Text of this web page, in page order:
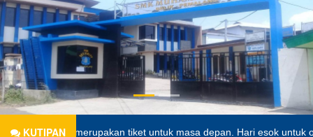
KUTIPAN
merupakan tiket untuk masa depan. Hari esok untuk orang-